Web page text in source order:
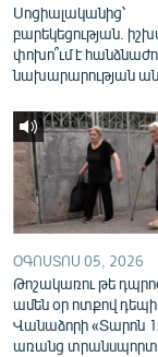
Սոցիալականից՝
բարեկեցության.
փոխո՞ւմ է
նախարարության
ՕԳՈՍՏՈՍ 05, 2026
Թոշակառու թե
ամեն օր ոտքով դեպի
Վանաձորի «Տարոն
առանց